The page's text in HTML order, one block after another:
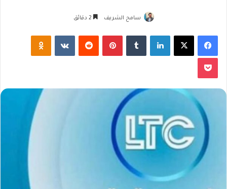
سامح الشريف
فيسبوك لينكدإن بينتيريست